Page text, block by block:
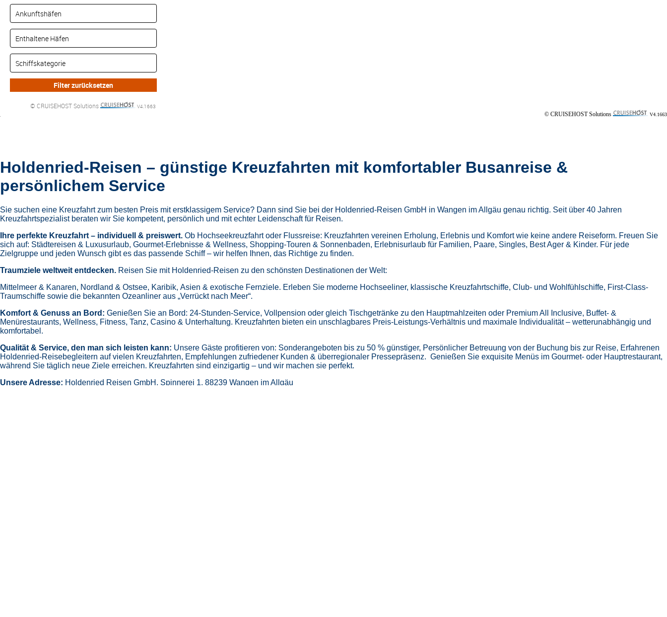
© CRUISEHOST Solutions V4.1663
© CRUISEHOST Solutions V4.1663
Holdenried-Reisen – günstige Kreuzfahrten mit komfortabler Busanreise &
persönlichem Service
Sie suchen eine Kreuzfahrt zum besten Preis mit erstklassigem Service? Dann sind Sie bei der Holdenried-Reisen GmbH in Wangen im Allgäu genau richtig. Seit über 40 Jahren
Kreuzfahrtspezialist beraten wir Sie kompetent, persönlich und mit echter Leidenschaft für Reisen.
Ihre perfekte Kreuzfahrt – individuell & preiswert. Ob Hochseekreuzfahrt oder Flussreise: Kreuzfahrten vereinen Erholung, Erlebnis und Komfort wie keine andere Reiseform. Freuen Sie
sich auf: Städtereisen & Luxusurlaub, Gourmet-Erlebnisse & Wellness, Shopping-Touren & Sonnenbaden, Erlebnisurlaub für Familien, Paare, Singles, Best Ager & Kinder. Für jede
Zielgruppe und jeden Wunsch gibt es das passende Schiff – wir helfen Ihnen, das Richtige zu finden.
Traumziele weltweit entdecken. Reisen Sie mit Holdenried-Reisen zu den schönsten Destinationen der Welt:
Mittelmeer & Kanaren, Nordland & Ostsee, Karibik, Asien & exotische Fernziele. Erleben Sie moderne Hochseeliner, klassische Kreuzfahrtschiffe, Club- und Wohlfühlschiffe, First-Class-
Traumschiffe sowie die bekannten Ozeanliner aus „Verrückt nach Meer“.
Komfort & Genuss an Bord: Genießen Sie an Bord: 24-Stunden-Service, Vollpension oder gleich Tischgetränke zu den Hauptmahlzeiten oder Premium All Inclusive, Buffet- &
Menürestaurants, Wellness, Fitness, Tanz, Casino & Unterhaltung. Kreuzfahrten bieten ein unschlagbares Preis-Leistungs-Verhältnis und maximale Individualität – wetterunabhängig und
komfortabel.
Qualität & Service, den man sich leisten kann: Unsere Gäste profitieren von: Sonderangeboten bis zu 50 % günstiger, Persönlicher Betreuung von der Buchung bis zur Reise, Erfahrenen
Holdenried-Reisebegleitern auf vielen Kreuzfahrten, Empfehlungen zufriedener Kunden & überregionaler Pressepräsenz. Genießen Sie exquisite Menüs im Gourmet- oder Hauptrestaurant,
während Sie täglich neue Ziele erreichen. Kreuzfahrten sind einzigartig – und wir machen sie perfekt.
Unsere Adresse: Holdenried Reisen GmbH, Spinnerei 1, 88239 Wangen im Allgäu